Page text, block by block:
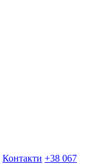
Контакти +38 067